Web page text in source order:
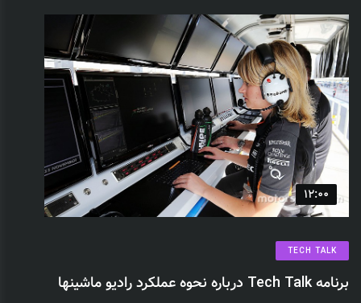
12:00
TECH TALK
برنامه Tech Talk درباره نحوه عملکرد رادیو ماشینها